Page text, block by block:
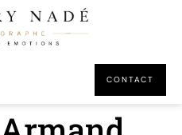
CONTACT